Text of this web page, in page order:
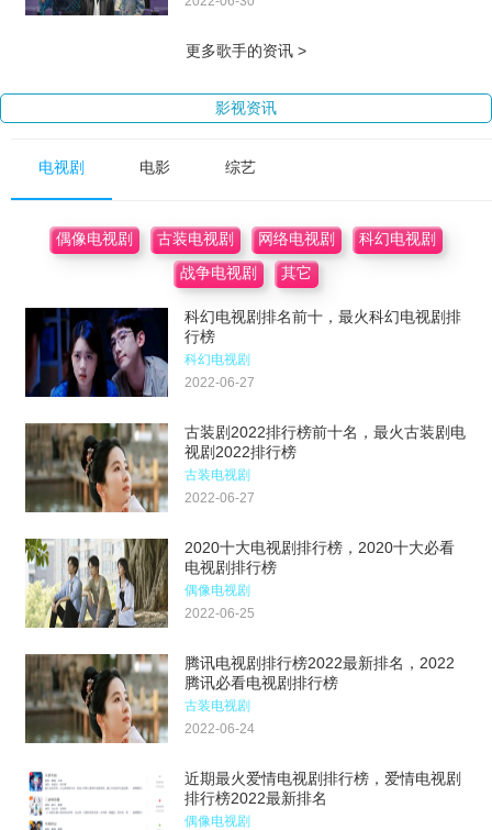
更多歌手的资讯 >
影视资讯
电视剧 电影 综艺
偶像电视剧 古装电视剧 网络电视剧 科幻电视剧
战争电视剧 其它
科幻电视剧排名前十，最火科幻电视剧排
行榜
科幻电视剧
2022-06-27
古装剧2022排行榜前十名，最火古装剧电
视剧2022排行榜
古装电视剧
2022-06-27
2020十大电视剧排行榜，2020十大必看
电视剧排行榜
偶像电视剧
2022-06-25
腾讯电视剧排行榜2022最新排名，2022
腾讯必看电视剧排行榜
古装电视剧
2022-06-24
近期最火爱情电视剧排行榜，爱情电视剧
排行榜2022最新排名
偶像电视剧